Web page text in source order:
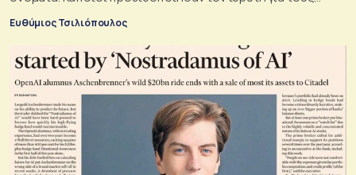
Ευθύμιος Τσιλιόπουλος